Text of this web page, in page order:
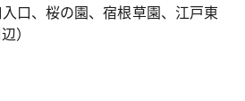
口、桜の園、宿根草園、江戸東
）